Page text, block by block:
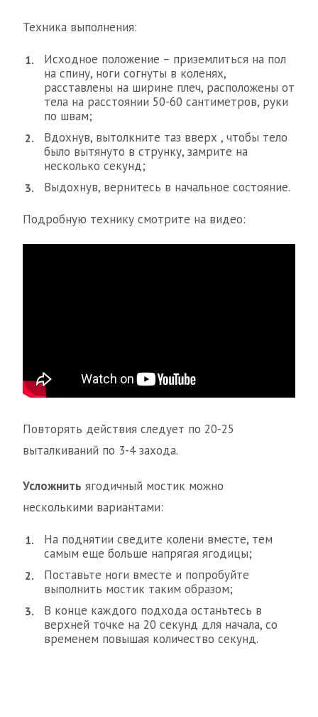
Техника выполнения:
Исходное положение – приземлиться на пол
на спину, ноги согнуты в коленях,
расставлены на ширине плеч, расположены от
тела на расстоянии 50-60 сантиметров, руки
по швам;
Вдохнув, вытолкните таз вверх , чтобы тело
было вытянуто в струнку, замрите на
несколько секунд;
Выдохнув, вернитесь в начальное состояние.
Подробную технику смотрите на видео:
Повторять действия следует по 20-25
выталкиваний по 3-4 захода.
Усложнить ягодичный мостик можно
несколькими вариантами:
На поднятии сведите колени вместе, тем
самым еще больше напрягая ягодицы;
Поставьте ноги вместе и попробуйте
выполнить мостик таким образом;
В конце каждого подхода останьтесь в
верхней точке на 20 секунд для начала, со
временем повышая количество секунд.